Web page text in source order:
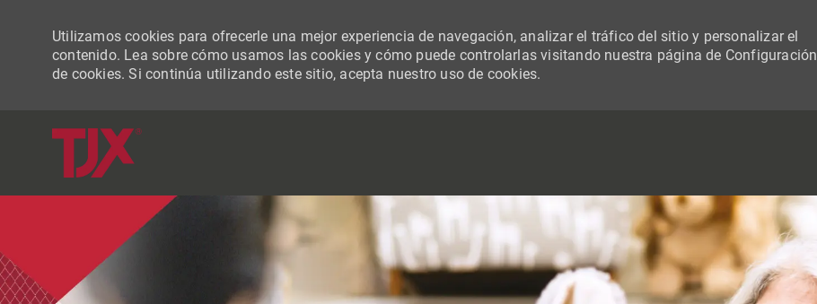
Utilizamos cookies para ofrecerle una mejor experiencia de navegación, analizar el tráfico del sitio y personalizar el
contenido. Lea sobre cómo usamos las cookies y cómo puede controlarlas visitando nuestra página de Configuración
de cookies. Si continúa utilizando este sitio, acepta nuestro uso de cookies.